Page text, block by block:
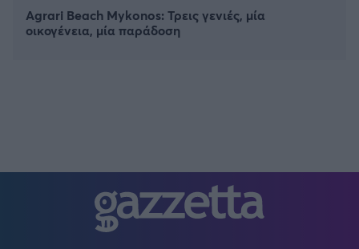
Agrari Beach Mykonos: Τρεις γενιές, μία
οικογένεια, μία παράδοση